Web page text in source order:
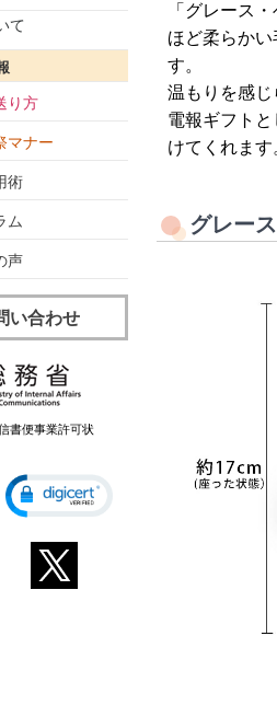
て
り方
マナー
術
ム
声
い合わせ
書便事業許可状
「グレース
ほど柔らか
す。
温もりを感
電報ギフト
けてくれます
グレー